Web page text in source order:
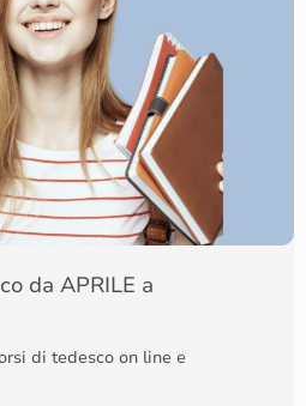
da APRILE a
di tedesco on line e